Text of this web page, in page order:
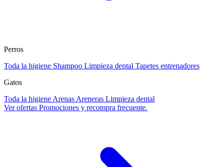
Perros
Toda la higiene Shampoo Limpieza dental Tapetes entrenadores
Gatos
Toda la higiene Arenas Areneras Limpieza dental
Ver ofertas Promociones y recompra frecuente.